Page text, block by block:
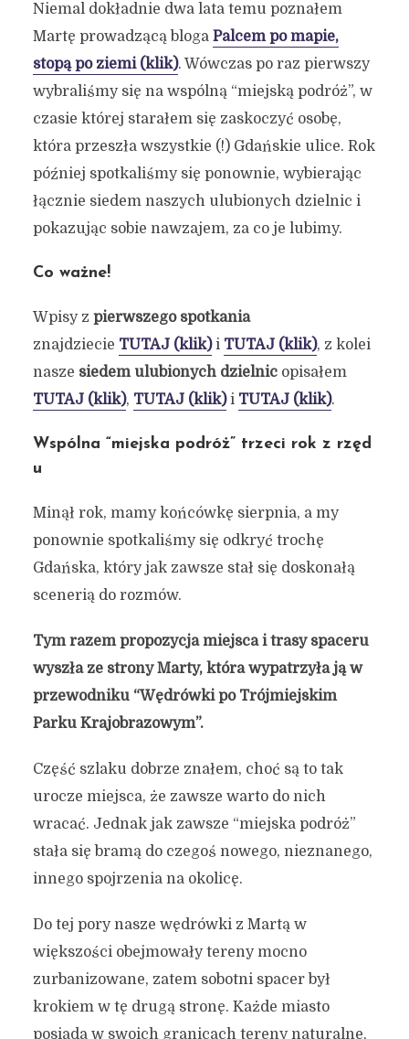
Niemal dokładnie dwa lata temu poznałem
Martę prowadzącą bloga Palcem po mapie,
stopą po ziemi (klik). Wówczas po raz pierwszy
wybraliśmy się na wspólną “miejską podróż”, w
czasie której starałem się zaskoczyć osobę,
która przeszła wszystkie (!) Gdańskie ulice. Rok
później spotkaliśmy się ponownie, wybierając
łącznie siedem naszych ulubionych dzielnic i
pokazując sobie nawzajem, za co je lubimy.
Co ważne!
Wpisy z pierwszego spotkania
znajdziecie TUTAJ (klik)i TUTAJ (klik), z kolei
nasze siedem ulubionych dzielnicopisałem
TUTAJ (klik), TUTAJ (klik)i TUTAJ (klik).
Wspólna “miejska podróż” trzeci rok z rzęd
u
Minął rok, mamy końcówkę sierpnia, a my
ponownie spotkaliśmy się odkryć trochę
Gdańska, który jak zawsze stał się doskonałą
scenerią do rozmów.
Tym razem propozycja miejsca i trasy spaceru
wyszła ze strony Marty, która wypatrzyła ją w
przewodniku “Wędrówki po Trójmiejskim
Parku Krajobrazowym”.
Część szlaku dobrze znałem, choć są to tak
urocze miejsca, że zawsze warto do nich
wracać. Jednak jak zawsze “miejska podróż”
stała się bramą do czegoś nowego, nieznanego,
innego spojrzenia na okolicę.
Do tej pory nasze wędrówki z Martą w
większości obejmowały tereny mocno
zurbanizowane, zatem sobotni spacer był
krokiem w tę drugą stronę. Każde miasto
posiada w swoich granicach tereny naturalne,